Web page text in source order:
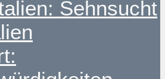
Sehnsucht